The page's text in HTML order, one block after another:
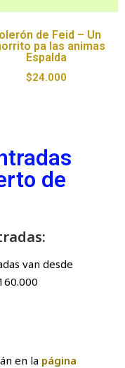
de Feid – Un
pa las animas
Espalda
$24.000
de
van desde
en la página